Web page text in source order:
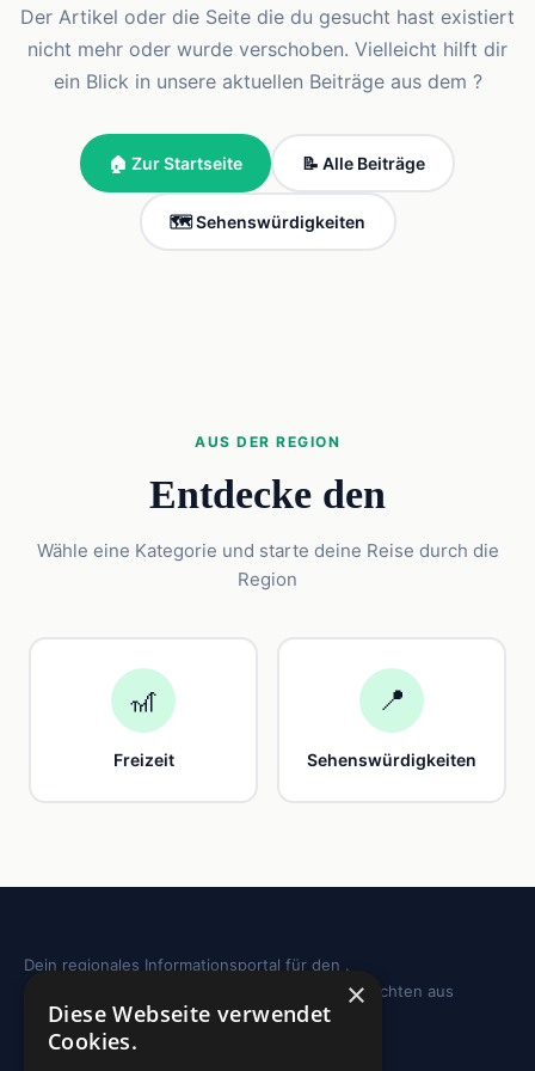
Der Artikel oder die Seite die du gesucht hast existiert
nicht mehr oder wurde verschoben. Vielleicht hilft dir
ein Blick in unsere aktuellen Beiträge aus dem ?
🏠 Zur Startseite 📝 Alle Beiträge
🗺️ Sehenswürdigkeiten
AUS DER REGION
Entdecke den
Wähle eine Kategorie und starte deine Reise durch die
Region
🎢
Freizeit
📍
Sehenswürdigkeiten
Dein regionales Informationsportal für den .
Sehenswürdigkeiten, Ausflugstipps und Geschichten aus
deiner Region.
×
Diese Webseite verwendet
Cookies.